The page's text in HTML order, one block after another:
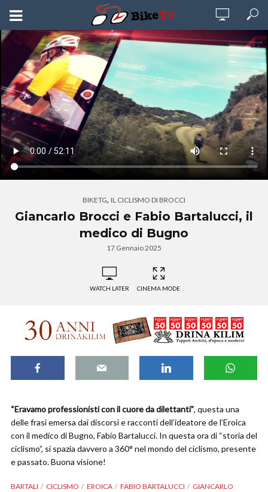
BIKETG, IL CICLISMO DI BROCCI
Giancarlo Brocci e Fabio Bartalucci, il
medico di Bugno
17 Gennaio 2025
WATCH LATER CINEMA MODE
“Eravamo professionisti con il cuore da dilettanti”, questa una
delle frasi emersa dai discorsi e racconti dell’ideatore de l’Eroica
con il medico di Bugno, Fabio Bartalucci. In questa ora di “storia del
ciclismo”, si spazia davvero a 360° nel mondo del ciclismo, presente
e passato. Buona visione!
BARTALI CICLISMO EROICA FABIO BARTALUCCI
GIANCARLO